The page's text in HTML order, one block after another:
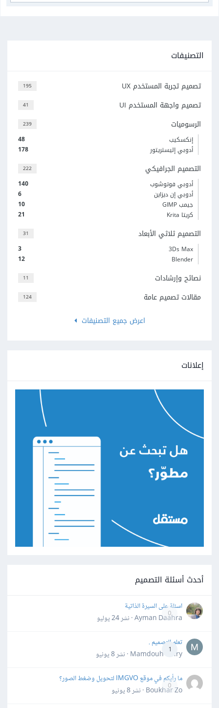
التصنيفات
195 تصميم تجربة المستخدم UX
41 تصميم واجهة المستخدم UI
239 الرسوميات
48
إنكسكيب
178
أدوبي إليستريتور
222 التصميم الجرافيكي
140
أدوبي فوتوشوب
6
أدوبي إن ديزاين
10
جيمب GIMP
21
كريتا Krita
31 التصميم ثلاثي الأبعاد
3
3Ds Max
12
Blender
11 نصائح وإرشادات
124
مقالات تصميم عامة
اعرض جميع التصنيفات
إعلانات
أحدث أسئلة التصميم
0
اسئلة على السيرة الذاتية
Ayman Daahra · نشر
24 يوليو
1
تعلم التصميم .
Mamdouh Khiry · نشر
8 يونيو
0
ما رأيكم في موقع IMGVO لتحويل وضغط الصور؟
Boukhar Zo · نشر
8 يونيو